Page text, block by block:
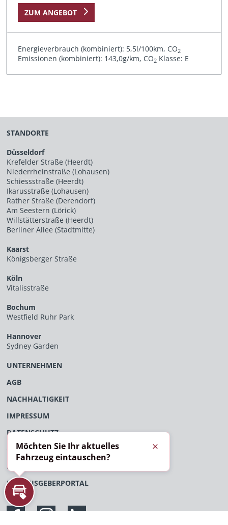
ZUM ANGEBOT
Energieverbrauch (kombiniert): 5,5l/100km, CO2
Emissionen (kombiniert): 143,0g/km, CO2 Klasse: E
STANDORTE
Düsseldorf
Krefelder Straße (Heerdt)
Niederrheinstraße (Lohausen)
Schiessstraße (Heerdt)
Ikarusstraße (Lohausen)
Rather Straße (Derendorf)
Am Seestern (Lörick)
Willstätterstraße (Heerdt)
Berliner Allee (Stadtmitte)
Kaarst
Königsberger Straße
Köln
Vitalisstraße
Bochum
Westfield Ruhr Park
Hannover
Sydney Garden
UNTERNEHMEN
AGB
NACHHALTIGKEIT
IMPRESSUM
DATENSCHUTZ
ÖFFENTLICHES VERFAHRENSVERZEICHNIS
EU-DATENVERORDNUNG
HINWEISGEBERPORTAL
Inzahlungnahme
Möchten Sie Ihr aktuelles
Fahrzeug eintauschen?
Schließen